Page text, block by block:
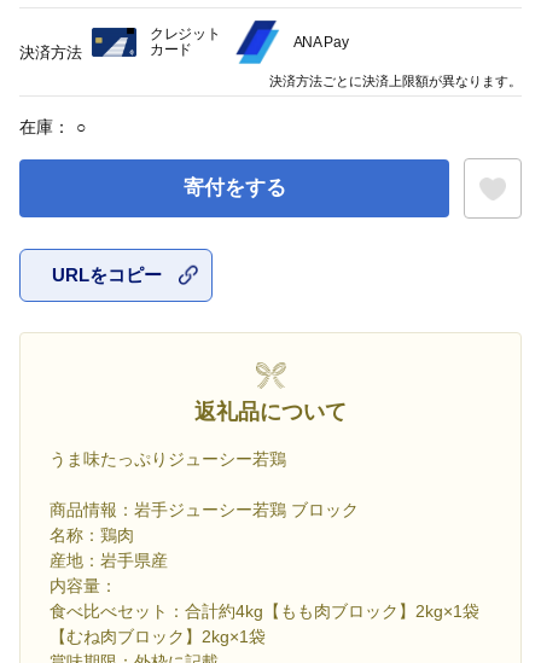
在庫： ○
寄付をする
URLをコピー
返礼品について
うま味たっぷりジューシー若鶏
商品情報：岩手ジューシー若鶏 ブロック
名称：鶏肉
産地：岩手県産
内容量：
食べ比べセット：合計約4kg【もも肉ブロック】2kg×1袋
【むね肉ブロック】2kg×1袋
決済方法
クレジット
カード
ANA Pay
決済方法ごとに決済上限額が異なります。